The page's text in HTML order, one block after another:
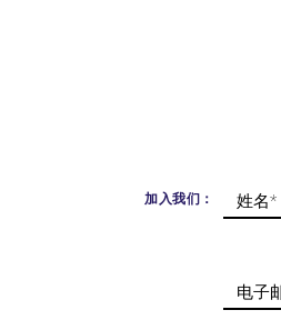
加入我们：